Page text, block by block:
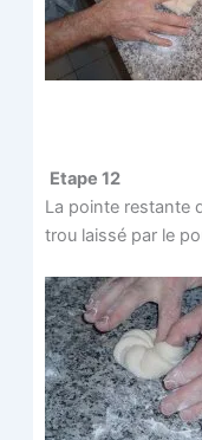
Etape 12
La pointe res­tante
trou lais­sé par le